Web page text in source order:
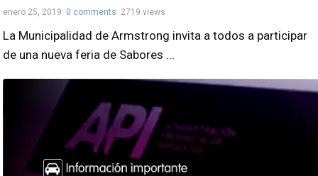
enero 25, 2019 0 comments 2719 views
La Municipalidad de Armstrong invita a todos a participar
de una nueva feria de Sabores ...